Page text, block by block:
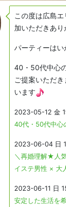
この度は広島
加いただきあ
パーティーはい
40・50代中心
ご提案いただき
います
2023-05-12 金
40代・50代中心
2023-06-04 日
＼再婚理解★人
イステ男性 × 大
2023-06-11 日
安定した生活を